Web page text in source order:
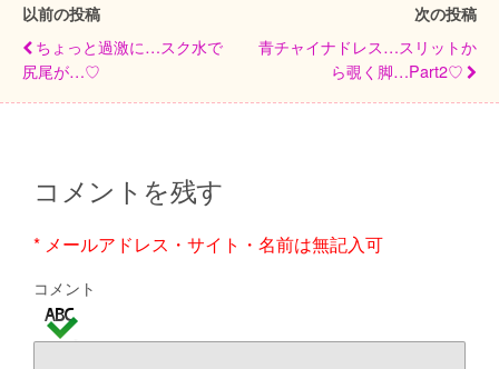
以前の投稿
ちょっと過激に…スク水で
尻尾が…♡
次の投稿
青チャイナドレス…スリットか
ら覗く脚…part2♡
コメントを残す
* メールアドレス・サイト・名前は無記入可
コメント